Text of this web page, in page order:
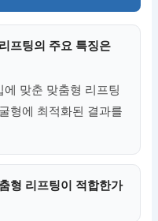
프팅의 주요 특징은
맞춘 맞춤형 리프팅
형에 최적화된 결과를
형 리프팅이 적합한가